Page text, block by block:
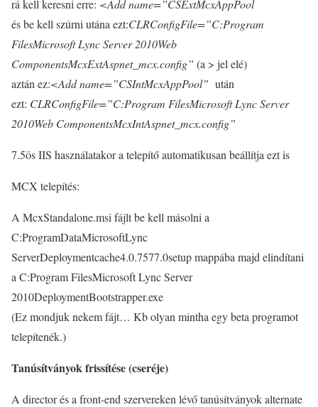
rá kell keresni erre: <Add name=”CSExtMcxAppPool
és be kell szúrni utána ezt:CLRConfigFile=”C:Program
FilesMicrosoft Lync Server 2010Web
ComponentsMcxExtAspnet_mcx.config” (a > jel elé)
aztán ez:<Add name=”CSIntMcxAppPool” után
ezt: CLRConfigFile=”C:Program FilesMicrosoft Lync Server
2010Web ComponentsMcxIntAspnet_mcx.config”
7.5ös IIS használatakor a telepítő automatikusan beállítja ezt is
MCX telepítés:
A McxStandalone.msi fájlt be kell másolni a
C:ProgramDataMicrosoftLync
ServerDeploymentcache4.0.7577.0setup mappába majd elindítani
a C:Program FilesMicrosoft Lync Server
2010DeploymentBootstrapper.exe
(Ez mondjuk nekem fájt… Kb olyan mintha egy beta programot
telepítenék.)
Tanúsítványok frissítése (cseréje)
A director és a front-end szervereken lévő tanúsítványok alternate